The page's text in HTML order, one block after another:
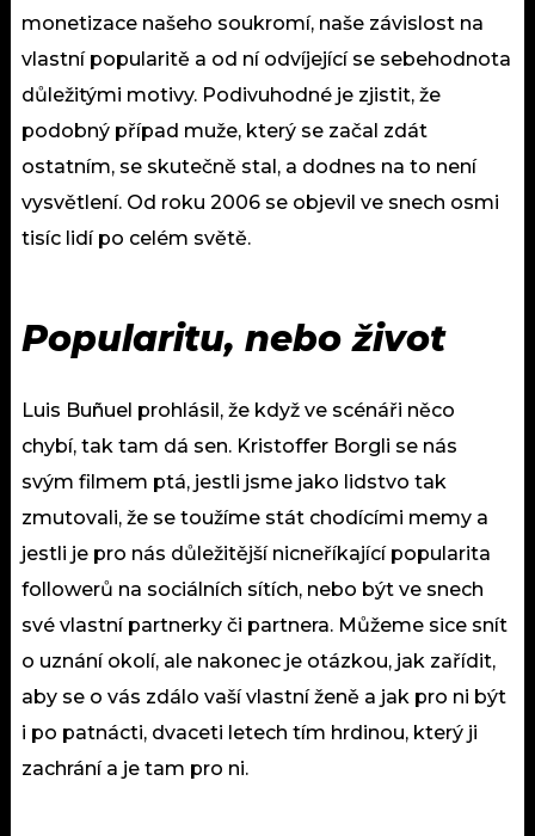
monetizace našeho soukromí, naše závislost na
vlastní popularitě a od ní odvíjející se sebehodnota
důležitými motivy. Podivuhodné je zjistit, že
podobný případ muže, který se začal zdát
ostatním, se skutečně stal, a dodnes na to není
vysvětlení. Od roku 2006 se objevil ve snech osmi
tisíc lidí po celém světě.
Popularitu, nebo život
Luis Buñuel prohlásil, že když ve scénáři něco
chybí, tak tam dá sen. Kristoffer Borgli se nás
svým filmem ptá, jestli jsme jako lidstvo tak
zmutovali, že se toužíme stát chodícími memy a
jestli je pro nás důležitější nicneříkající popularita
followerů na sociálních sítích, nebo být ve snech
své vlastní partnerky či partnera. Můžeme sice snít
o uznání okolí, ale nakonec je otázkou, jak zařídit,
aby se o vás zdálo vaší vlastní ženě a jak pro ni být
i po patnácti, dvaceti letech tím hrdinou, který ji
zachrání a je tam pro ni.